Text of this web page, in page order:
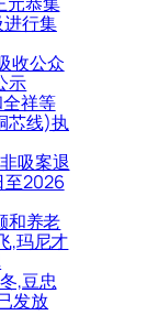
进行集
收公众
示
祥等
芯线)执
吸案退
至2026
和养老
,玛尼才
,豆忠
发放